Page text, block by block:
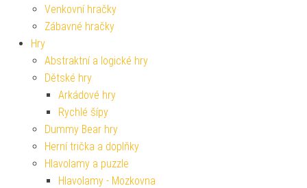
Venkovní hračky
Zábavné hračky
Hry
Abstraktní a logické hry
Dětské hry
Arkádové hry
Rychlé šípy
Dummy Bear hry
Herní trička a doplňky
Hlavolamy a puzzle
Hlavolamy - Mozkovna